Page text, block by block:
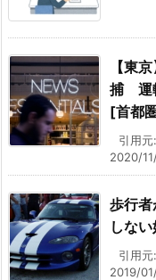
【東
捕 運
[首都
引用
2020/
歩行
しな
引用
2019/